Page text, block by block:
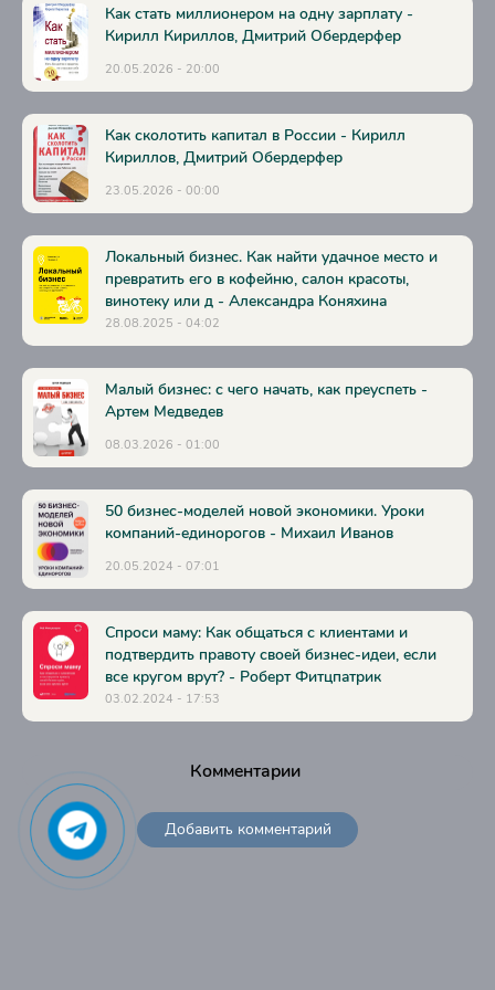
03010205
03010206
03010208
03010209
03010210
03010211
03010212
03010213
03010214
03010215
03010216
03010217
03010218
03010219
03010220
03010222
03010223
03010301
03010303
03010304
03010305
Как стать миллионером на одну зарплату -
Кирилл Кириллов, Дмитрий Обердерфер
20.05.2026 - 20:00
Как сколотить капитал в России - Кирилл
Кириллов, Дмитрий Обердерфер
23.05.2026 - 00:00
Локальный бизнес. Как найти удачное место и
превратить его в кофейню, салон красоты,
винотеку или д - Александра Коняхина
28.08.2025 - 04:02
Малый бизнес: с чего начать, как преуспеть -
Артем Медведев
08.03.2026 - 01:00
50 бизнес-моделей новой экономики. Уроки
компаний-единорогов - Михаил Иванов
20.05.2024 - 07:01
Спроси маму: Как общаться с клиентами и
подтвердить правоту своей бизнес-идеи, если
все кругом врут? - Роберт Фитцпатрик
03.02.2024 - 17:53
Комментарии
Добавить комментарий